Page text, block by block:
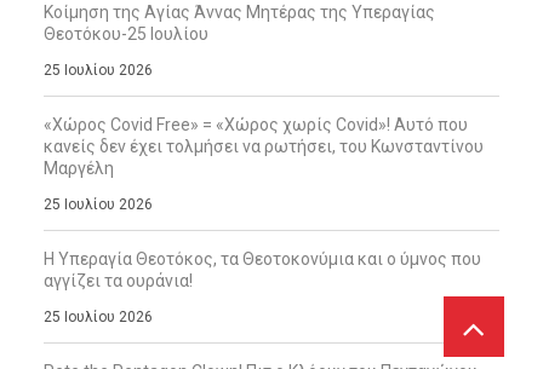
Κοίμηση της Αγίας Άννας Μητέρας της Υπεραγίας
Θεοτόκου-25 Ιουλίου
25 Ιουλίου 2026
«Χώρος Covid Free» = «Χώρος χωρίς Covid»! Αυτό που
κανείς δεν έχει τολμήσει να ρωτήσει, του Κωνσταντίνου
Μαργέλη
25 Ιουλίου 2026
Η Υπεραγία Θεοτόκος, τα Θεοτοκονύμια και ο ύμνος που
αγγίζει τα ουράνια!
25 Ιουλίου 2026